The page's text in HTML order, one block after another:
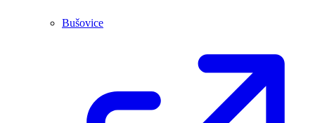
Bušovice